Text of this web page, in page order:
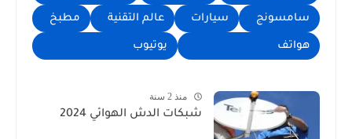
سامسونج سيارات عالم التقنية مطبخ
هواتف يوتيوب
منذ 2 سنة
شبكات الدش الهوائي 2024